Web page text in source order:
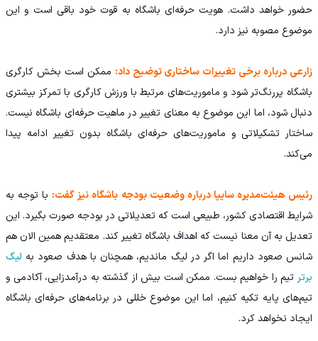
حضور خواهد داشت. هویت حرفه‌ای باشگاه به قوت خود باقی است و این
موضوع مصوبه نیز دارد.
زارعی درباره برخی تغییرات ساختاری توضیح داد: ممکن است بخش کارگری
باشگاه پررنگ‌تر شود و ماموریت‌های مرتبط با ورزش کارگری با تمرکز بیشتری
دنبال شود، اما این موضوع به معنای تغییر در ماهیت حرفه‌ای باشگاه نیست.
ساختار تشکیلاتی و ماموریت‌های حرفه‌ای باشگاه بدون تغییر ادامه پیدا
می‌کند.
رئیس هیئت‌مدیره سایپا درباره وضعیت بودجه باشگاه نیز گفت: با توجه به
شرایط اقتصادی کشور، طبیعی است که تعدیلاتی در بودجه صورت بگیرد. این
تعدیل به آن معنا نیست که اهداف باشگاه تغییر کند. معتقدیم همین الان هم
شانس صعود داریم اما اگر در لیگ ماندیم، همچنان با هدف صعود به لیگ
برتر تیم را خواهیم بست. ممکن است بیش از گذشته به درآمدزایی، آکادمی و
تیم‌های پایه تکیه کنیم، اما این موضوع خللی در برنامه‌های حرفه‌ای باشگاه
ایجاد نخواهد کرد.